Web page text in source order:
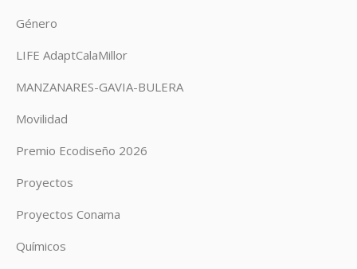
Género
LIFE AdaptCalaMillor
MANZANARES-GAVIA-BULERA
Movilidad
Premio Ecodiseño 2026
Proyectos
Proyectos Conama
Químicos